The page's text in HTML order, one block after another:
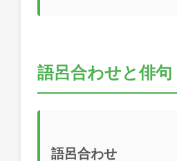
語呂合わせと俳句
語呂合わせ